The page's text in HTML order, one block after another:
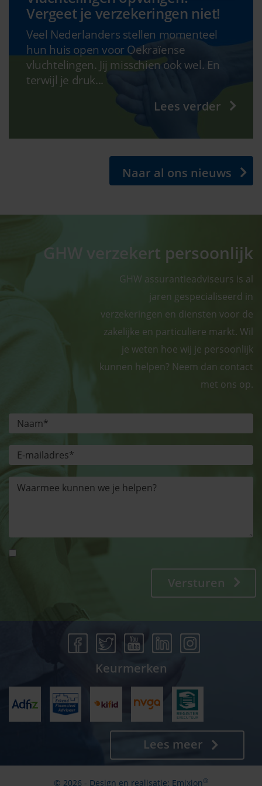
Vergeet je verzekeringen niet!
Veel Nederlanders stellen momenteel
hun huis open voor Oekraïense
vluchtelingen. Jij misschien ook wel. En
terwijl je druk...
Lees verder
Naar al ons nieuws
GHW verzekert persoonlijk
GHW assurantieadviseurs is al
jaren gespecialiseerd in
verzekeringen en diensten voor de
zakelijke en particuliere markt. Wil
je weten hoe wij je persoonlijk
kunnen helpen? Neem dan contact
met ons op.
Versturen
Keurmerken
Lees meer
© 2026 - Design en realisatie: Emixion®